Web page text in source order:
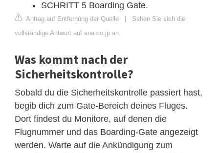
SCHRITT 5 Boarding Gate.
Antrag auf Entfernung der Quelle
Sehen Sie sich die
vollständige Antwort auf ana.co.jp an
Was kommt nach der
Sicherheitskontrolle?
Sobald du die Sicherheitskontrolle passiert hast,
begib dich zum Gate-Bereich deines Fluges.
Dort findest du Monitore, auf denen die
Flugnummer und das Boarding-Gate angezeigt
werden. Warte auf die Ankündigung zum